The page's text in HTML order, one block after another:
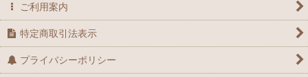
ご利用案内
特定商取引法表示
プライバシーポリシー